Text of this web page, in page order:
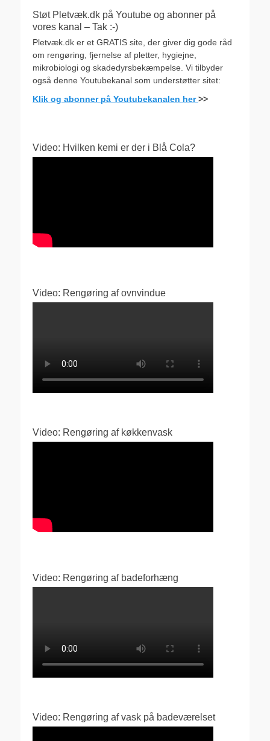
Støt Pletvæk.dk på Youtube og abonner på
vores kanal – Tak :-)
Pletvæk.dk er et GRATIS site, der giver dig gode råd
om rengøring, fjernelse af pletter, hygiejne,
mikrobiologi og skadedyrsbekæmpelse. Vi tilbyder
også denne Youtubekanal som understøtter sitet:
Klik og abonner på Youtubekanalen her>>
Video: Hvilken kemi er der i Blå Cola?
Video: Rengøring af ovnvindue
Video: Rengøring af køkkenvask
Video: Rengøring af badeforhæng
Video: Rengøring af vask på badeværelset